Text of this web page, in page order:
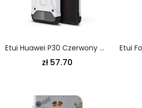
Etui Huawei P30 Czerwony Czarny Ocalały
zł 57.70